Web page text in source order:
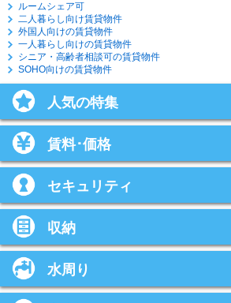
ルームシェア可
二人暮らし向け賃貸物件
外国人向けの賃貸物件
一人暮らし向けの賃貸物件
シニア・高齢者相談可の賃貸物件
SOHO向けの賃貸物件
人気の特集
賃料･価格
セキュリティ
収納
水周り